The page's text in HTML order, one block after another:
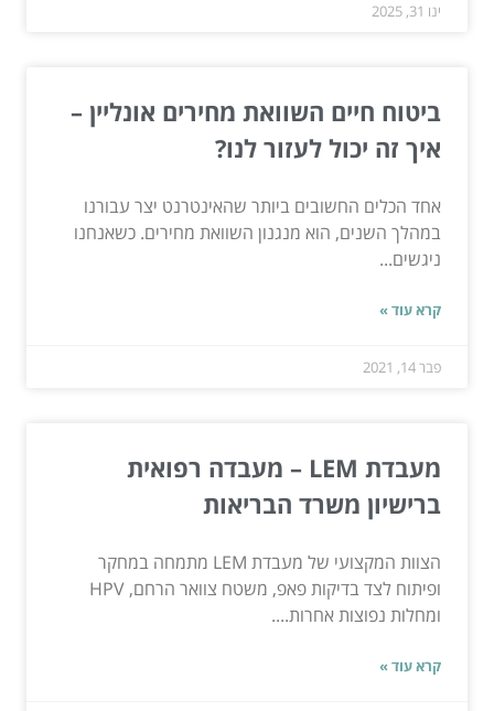
ינו 31, 2025
ביטוח חיים השוואת מחירים אונליין –
איך זה יכול לעזור לנו?
אחד הכלים החשובים ביותר שהאינטרנט יצר עבורנו
במהלך השנים, הוא מנגנון השוואת מחירים. כשאנחנו
ניגשים...
קרא עוד »
פבר 14, 2021
מעבדת LEM – מעבדה רפואית
ברישיון משרד הבריאות
הצוות המקצועי של מעבדת LEM מתמחה במחקר
ופיתוח לצד בדיקות פאפ, משטח צוואר הרחם, HPV
ומחלות נפוצות אחרות....
קרא עוד »